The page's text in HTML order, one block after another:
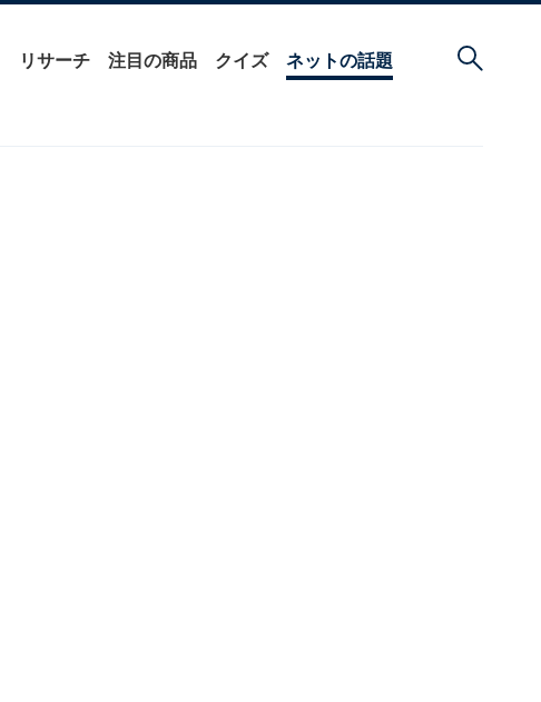
リサーチ 注目の商品 クイズ ネットの話題